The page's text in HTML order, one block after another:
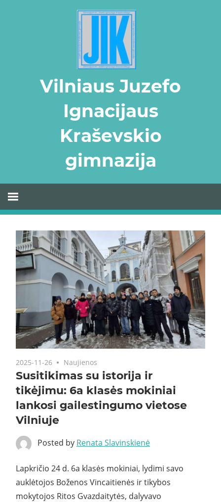
Vilniaus Juzefo
Ignacijaus
Kraševskio
gimnazija
2025-11-26 Naujienos
Susitikimas su istorija ir
tikėjimu: 6a klasės mokiniai
lankosi gailestingumo vietose
Vilniuje
Posted by Renata Slavinskienė
Lapkričio 24 d. 6a klasės mokiniai, lydimi savo
auklėtojos Boženos Vincaitienės ir tikybos
mokytojos Ritos Gvazdaitytės, dalyvavo